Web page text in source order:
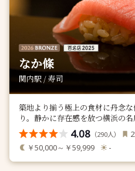
なか條
関内駅 / 寿司
築地より揃う極上の食材に丹念
り。静かに存在感を放つ横浜の
4.08 （290人）
￥50,000～￥59,999 -